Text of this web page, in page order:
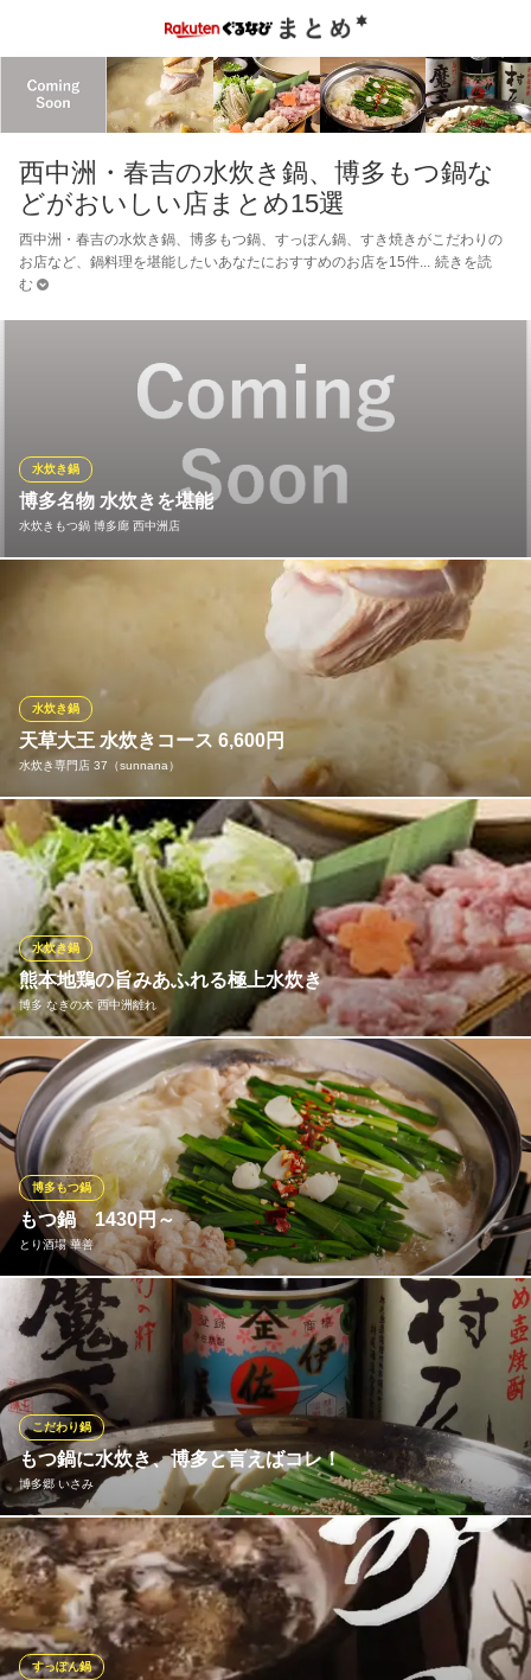
西中洲・春吉の水炊き鍋、博多もつ鍋な
どがおいしい店まとめ15選
西中洲・春吉の水炊き鍋、博多もつ鍋、すっぽん鍋、すき焼きがこだわりの
お店など、鍋料理を堪能したいあなたにおすすめのお店を15件
続きを読
む
博多名物 水炊きを堪能
水炊きもつ鍋 博多廊 西中洲店
水炊き鍋
スープは透明感があり、澄んだ美しさが特徴です。新鮮な鶏肉と
地元の野菜を使い、絶妙なタイミングで投入することで、最高の
風味と食感を引き出します。スープの深い旨味と、素材の持つ自
然な甘みが調和した一品は、一口食べるだけで心も体も温まりま
す。細部にまで心を込めた水炊きをご堪能ください。
水炊きもつ鍋 博多廊 西中洲店
地下鉄空港線（1号線）天神駅 徒歩3分
福岡県福岡市中央区西中洲13-1 水上公園SHIP’S GARDEN2F
天草大王 水炊きコース 6,600円
水炊き専門店 37（sunnana）
水炊き鍋
・ササミ炙りユッケ・白レバーパテ・タタキ２種・鍋 幻の地鶏“天
草大王”の水炊き（モモ肉・スネ肉・ムネ肉・つくね・野菜盛
り）・〆だごめんor雑炊・自家製アイスのコース。幻の地鶏“天草
大王”の水炊きのスープは添加物を使用せず、ガラのみを３日間強
火で炊き上げ味わいの深い濃厚なスープに仕上げております。
水炊き専門店 37（sunnana）
幻の地鶏 天草大王
地下鉄七隈線（3号線）天神南駅 徒歩4分
福岡県福岡市中央区春吉3-11-19 パノラマスクエア博多1F
熊本地鶏の旨みあふれる極上水炊き
博多 なぎの木 西中洲離れ
水炊き鍋
熊本県内でのみ飼育生産されている、弾力のある歯ごたえと深い
味わいのある地鶏『天草大王』を使用した「水炊き」。スープは7
時間じっくり時間をかけてダシをとった鶏ガラスープ。その特製
鶏ガラスープに野菜と天草大王の旨みが染み出して極上の逸品に
仕上がりました。ご接待や博多観光のお客様にもおすすめです。
博多 なぎの木 西中洲離れ
西中洲水炊きもつ鍋和食
西鉄天神大牟田線西鉄福岡(天神)駅南口 徒歩5分
福岡県福岡市中央区西中洲12-19
もつ鍋 1430円～
とり酒場 華善
博多もつ鍋
定番の醤油ベースの「黒もつ鍋」、水たきスープをベースにさっ
ぱりこくうまな「白もつ鍋」、味噌坦々風で辛味がくせになる
「赤もつ鍋」のこだわりの3種のもつ鍋をご用意しております。
とり酒場 華善
炙り鉄板・水炊き居酒屋
地下鉄空港線（1号線）天神駅 徒歩7分
福岡県福岡市中央区春吉3-21-18 GEST25BLD.(ジェスト25ビル)1F
もつ鍋に水炊き、博多と言えばコレ！
博多郷 いさみ
こだわり鍋
博多名物のもつ鍋や水炊きを是非お召し上がりください！ このメ
ニューが入った宴会コースは特におすすめ！ぷりっぷりのもつに
ホロッホロの鶏肉は仕入れから力を入れています！
博多郷 いさみ
すっぽん鍋